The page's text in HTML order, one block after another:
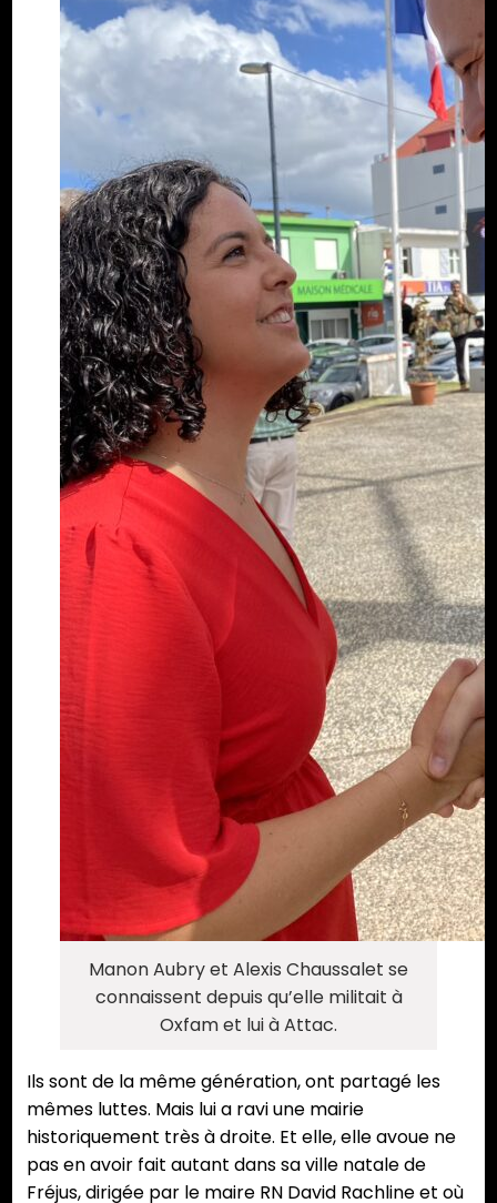
Manon Aubry et Alexis Chaussalet se
connaissent depuis qu’elle militait à
Oxfam et lui à Attac.
Ils sont de la même génération, ont partagé les
mêmes luttes. Mais lui a ravi une mairie
historiquement très à droite. Et elle, elle avoue ne
pas en avoir fait autant dans sa ville natale de
Fréjus, dirigée par le maire RN David Rachline et où